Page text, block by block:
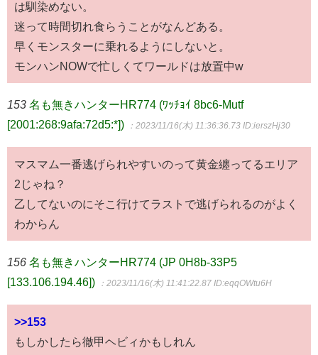
は馴染めない。
迷って時間切れ食らうことがなんどある。
早くモンスターに乗れるようにしないと。
モンハンNOWで忙しくてワールドは放置中w
153 名も無きハンターHR774 (ﾜｯﾁｮｲ 8bc6-Mutf
[2001:268:9afa:72d5:*])
：2023/11/16(木) 11:36:36.73 ID:ierszHj30
マスマム一番逃げられやすいのって黄金纏ってるエリア
2じゃね？
乙してないのにそこ行けてラストで逃げられるのがよく
わからん
156 名も無きハンターHR774 (JP 0H8b-33P5
[133.106.194.46])
：2023/11/16(木) 11:41:22.87 ID:eqqOWtu6H
>>153
もしかしたら徹甲ヘビィかもしれん